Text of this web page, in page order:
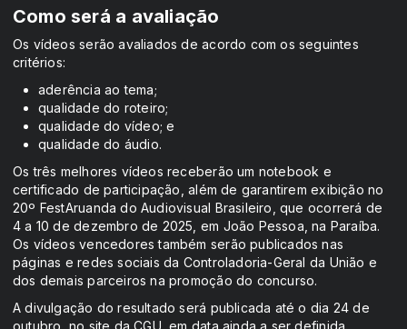
Como será a avaliação
Os vídeos serão avaliados de acordo com os seguintes
critérios:
aderência ao tema;
qualidade do roteiro;
qualidade do vídeo; e
qualidade do áudio.
Os três melhores vídeos receberão um notebook e
certificado de participação, além de garantirem exibição no
20º FestAruanda do Audiovisual Brasileiro, que ocorrerá de
4 a 10 de dezembro de 2025, em João Pessoa, na Paraíba.
Os vídeos vencedores também serão publicados nas
páginas e redes sociais da Controladoria-Geral da União e
dos demais parceiros na promoção do concurso.
A divulgação do resultado será publicada até o dia 24 de